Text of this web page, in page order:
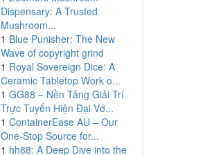
Dispensary: A Trusted
Mushroom...
1 Blue Punisher: The New
Wave of copyright grind
1 Royal Sovereign Dice: A
Ceramic Tabletop Work o...
1 GG88 – Nền Tảng Giải Trí
Trực Tuyến Hiện Đại Vớ...
1 ContainerEase AU – Our
One-Stop Source for...
1 hh88: A Deep Dive into the